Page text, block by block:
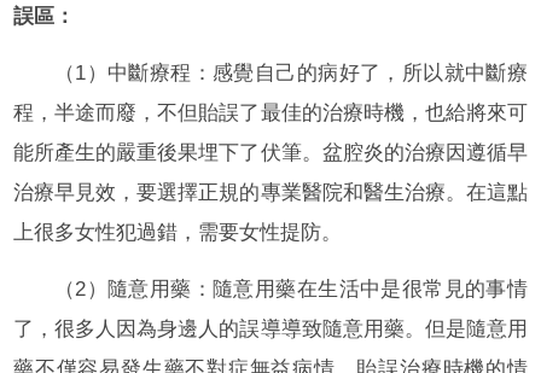
誤區：
（1）中斷療程：感覺自己的病好了，所以就中斷療
程，半途而廢，不但貽誤了最佳的治療時機，也給將來可
能所產生的嚴重後果埋下了伏筆。盆腔炎的治療因遵循早
治療早見效，要選擇正規的專業醫院和醫生治療。在這點
上很多女性犯過錯，需要女性提防。
（2）隨意用藥：隨意用藥在生活中是很常見的事情
了，很多人因為身邊人的誤導導致隨意用藥。但是隨意用